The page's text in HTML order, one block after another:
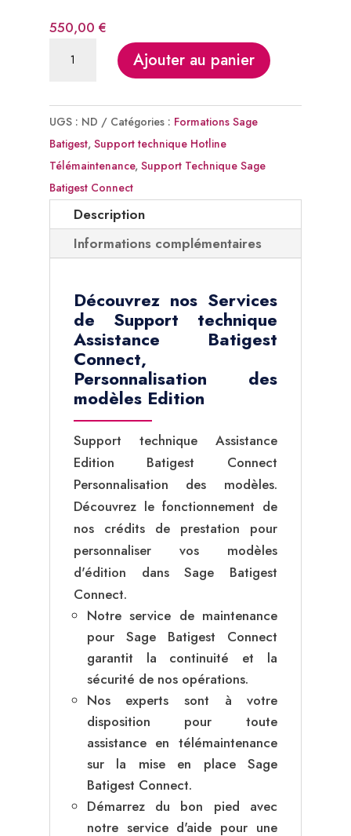
550,00 €
technique
Batigest
Connect
Personnalisation
Modèles
Ajouter au panier
UGS : ND Catégories : Formations Sage
Batigest, Support technique Hotline
Télémaintenance, Support Technique Sage
Batigest Connect
Description
Informations complémentaires
Découvrez nos Services
de Support technique
Assistance Batigest
Connect,
Personnalisation des
modèles Edition
Support technique Assistance
Edition Batigest Connect
Personnalisation des modèles.
Découvrez le fonctionnement de
nos crédits de prestation pour
personnaliser vos modèles
d'édition dans Sage Batigest
Connect.
Notre service de maintenance
pour Sage Batigest Connect
garantit la continuité et la
sécurité de nos opérations.
Nos experts sont à votre
disposition pour toute
assistance en télémaintenance
sur la mise en place Sage
Batigest Connect.
Démarrez du bon pied avec
notre service d'aide pour une